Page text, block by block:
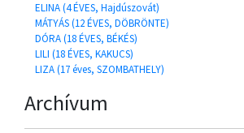
ELINA (4 ÉVES, Hajdúszovát)
MÁTYÁS (12 ÉVES, DÖBRÖNTE)
DÓRA (18 ÉVES, BÉKÉS)
LILI (18 ÉVES, KAKUCS)
LIZA (17 éves, SZOMBATHELY)
Archívum